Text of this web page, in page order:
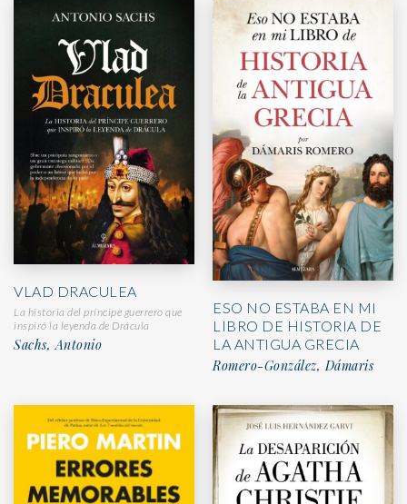
VLAD DRACULEA
La historia del príncipe guerrero que
inspiró la leyenda de Drácula
Sachs, Antonio
ESO NO ESTABA EN MI
LIBRO DE HISTORIA DE
LA ANTIGUA GRECIA
Romero-González, Dámaris